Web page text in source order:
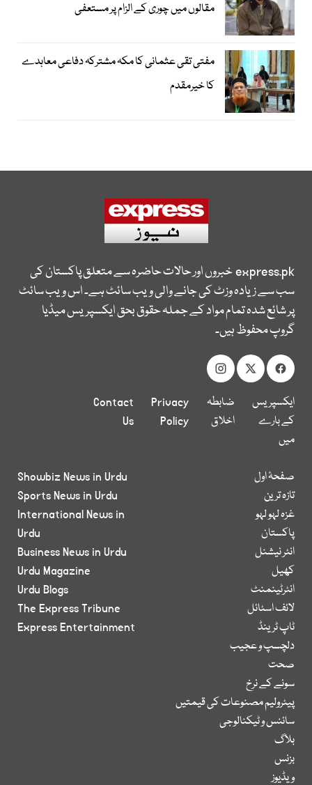
مقالوں میں چوری کے الزام پر مستعفی
مفتی تقی عثمانی کا مکہ مشترکہ دفاعی معاہدے
کا خیرمقدم
express.pkخبروں اور حالات حاضرہ سے متعلق پاکستان کی
سب سے زیادہ وزٹ کی جانے والی ویب سائٹ ہے۔ اس ویب سائٹ
پر شائع شدہ تمام مواد کے جملہ حقوق بحق ایکسپریس میڈیا
گروپ محفوظ ہیں۔
ایکسپریس
کے بارے
میں
ضابطہ
اخلاق
Privacy
Policy
Contact
Us
صفحۂ اول
تازہ ترین
غزہ لہو لہو
پاکستان
انٹر نیشنل
کھیل
انٹرٹینمنٹ
لائف اسٹائل
ٹاپ ٹرینڈ
دلچسپ و عجیب
صحت
سونے کے نرخ
پیٹرولیم مصنوعات کی قیمتیں
سائنس و ٹیکنالوجی
بلاگ
بزنس
ویڈیوز
Showbiz News in Urdu
Sports News in Urdu
International News in
Urdu
Business News in Urdu
Urdu Magazine
Urdu Blogs
The Express Tribune
Express Entertainment